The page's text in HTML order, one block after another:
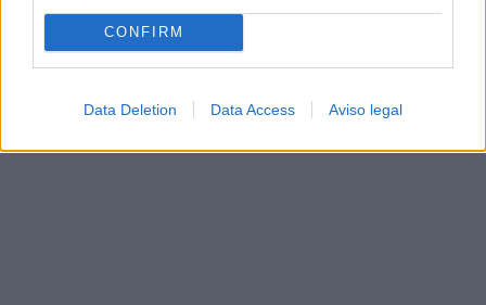
CONFIRM
Data Deletion Data Access Aviso legal